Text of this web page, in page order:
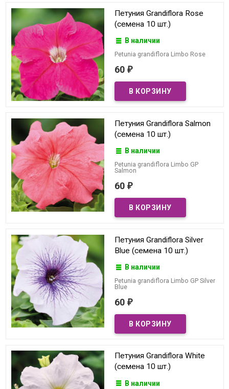
Петуния Grandiflora Rose
(семена 10 шт.)
В наличии
Petunia grandiflora Limbo Rose
60 ₽
Петуния Grandiflora Salmon
(семена 10 шт.)
В наличии
Petunia grandiflora Limbo GP
Salmon
60 ₽
Петуния Grandiflora Silver
Blue (семена 10 шт.)
В наличии
Petunia grandiflora Limbo GP Silver
Blue
60 ₽
Петуния Grandiflora White
(семена 10 шт.)
В наличии